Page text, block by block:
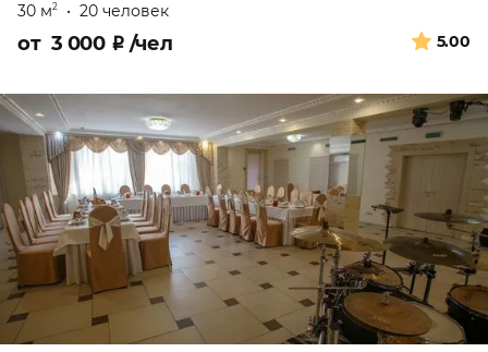
30 м2 • 20 человек
5.00
от 3 000 ₽ /чел